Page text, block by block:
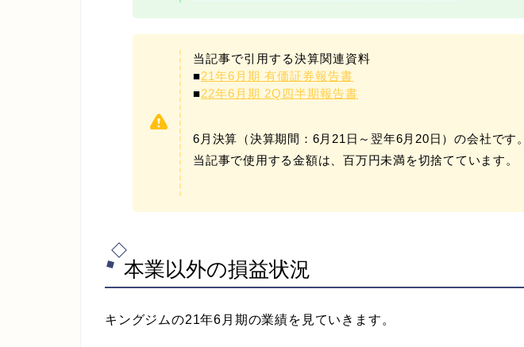
当記事で引用する決算関連資料
■21年6月期 有価証券報告書
■22年6月期 2Q四半期報告書
6月決算（決算期間：6月21日～翌年6月20日）の会社です。
当記事で使用する金額は、百万円未満を切捨てています。
本業以外の損益状況
キングジムの21年6月期の業績を見ていきます。